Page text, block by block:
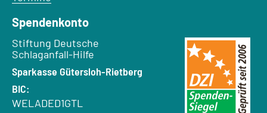
Spendenkonto
Empfänger:
Stiftung Deutsche
Schlaganfall-Hilfe
Bank:
Sparkasse Gütersloh-Rietberg
BIC:
WELADED1GTL